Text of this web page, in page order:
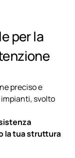
per la
preciso e
svolto
la tua struttura